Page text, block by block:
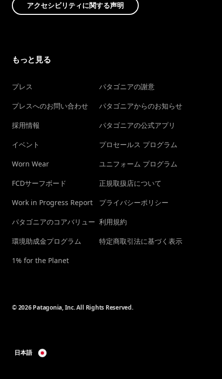
アクセシビリティに関する声明
もっと見る
プレス
プレスへのお問い合わせ
採用情報
イベント
Worn Wear
FCDサーフボード
Work in Progress Report
パタゴニアのコアバリュー
環境助成金プログラム
1% for the Planet
パタゴニアの謝意
パタゴニアからのお知らせ
パタゴニアの公式アプリ
プロセールス プログラム
ユニフォーム プログラム
正規取扱店について
プライバシーポリシー
利用規約
特定商取引法に基づく表示
© 2026 Patagonia, Inc. All Rights Reserved.
日本語